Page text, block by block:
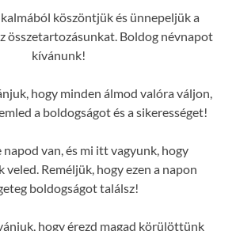
köszöntjük és ünnepeljük a
összetartozásunkat. Boldog névnapot
kívánunk!
hogy minden álmod valóra váljon,
a boldogságot és a sikerességet!
napod van, és mi itt vagyunk, hogy
veled. Reméljük, hogy ezen a napon
boldogságot találsz!
hogy érezd magad körülöttünk